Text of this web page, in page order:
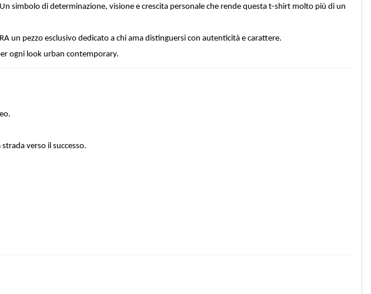
simbolo di determinazione, visione e crescita personale che rende questa t-shirt molto più di un
un pezzo esclusivo dedicato a chi ama distinguersi con autenticità e carattere.
ogni look urban contemporary.
verso il successo.